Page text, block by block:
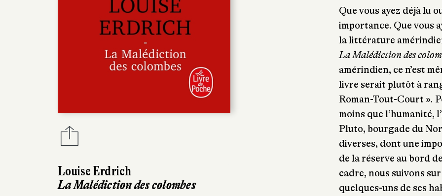
Louise Erdrich
La Malédiction des colombes
Que vous ayez déjà lu
importance. Que vous
la littérature
La Malédiction des
amérindien, ce n’est
livre serait plutôt à
Roman-Tout-Court ».
moins que l’humanité,
Pluto, bourgade du
diverses, dont une
de la réserve au bord
cadre, nous suivons
quelques-uns de ses